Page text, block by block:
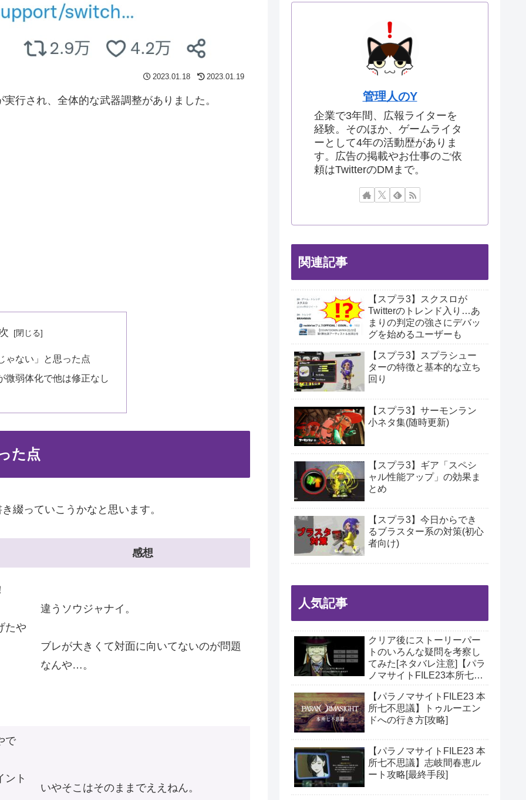
2023.01.18 2023.01.19
行され、全体的な武器調整がありました。
ゃない」と思った点
微弱体化で他は修正なし
た点
綴っていこうかなと思います。
感想
たや
違うソウジャナイ。
ブレが大きくて対面に向いてないのが問題
なんや…。
で
ント
いやそこはそのままでええねん。
管理人のY
企業で3年間、広報ライターを
経験。そのほか、ゲームライタ
ーとして4年の活動歴がありま
す。広告の掲載やお仕事のご依
頼はTwitterのDMまで。
関連記事
【スプラ3】スクスロが
Twitterのトレンド入り…あ
まりの判定の強さにデバッ
グを始めるユーザーも
【スプラ3】スプラシュー
ターの特徴と基本的な立ち
回り
【スプラ3】サーモンラン
小ネタ集(随時更新)
【スプラ3】ギア「スペシ
ャル性能アップ」の効果ま
とめ
【スプラ3】今日からでき
るブラスター系の対策(初心
者向け)
人気記事
クリア後にストーリーパー
トのいろんな疑問を考察し
てみた[ネタバレ注意]【パラ
ノマサイトFILE23本所七不
【パラノマサイトFILE23 本
所七不思議】トゥルーエン
ドへの行き方[攻略]
【パラノマサイトFILE23 本
所七不思議】志岐間春恵ル
ート攻略[最終手段]